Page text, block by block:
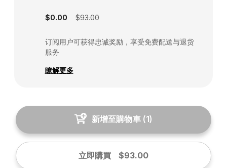
$0.00 $93.00
订阅用户可获得忠诚奖励，享受免费配送与退货
服务
瞭解更多
新增至購物車(1)
立即購買 $93.00